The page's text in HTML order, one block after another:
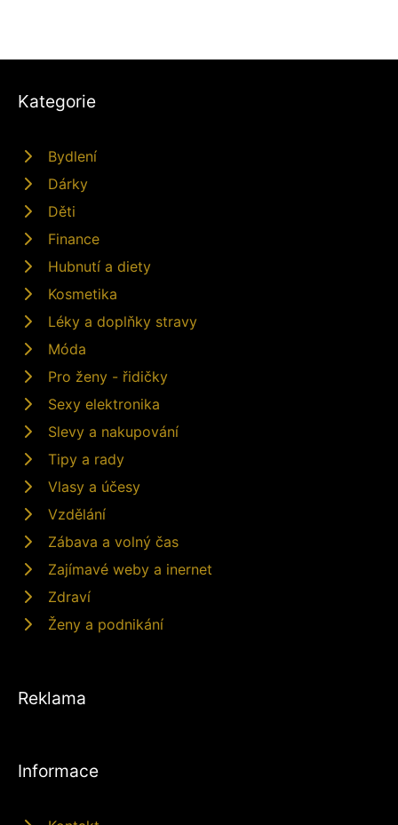
Kategorie
Bydlení
Dárky
Děti
Finance
Hubnutí a diety
Kosmetika
Léky a doplňky stravy
Móda
Pro ženy - řidičky
Sexy elektronika
Slevy a nakupování
Tipy a rady
Vlasy a účesy
Vzdělání
Zábava a volný čas
Zajímavé weby a inernet
Zdraví
Ženy a podnikání
Reklama
Informace